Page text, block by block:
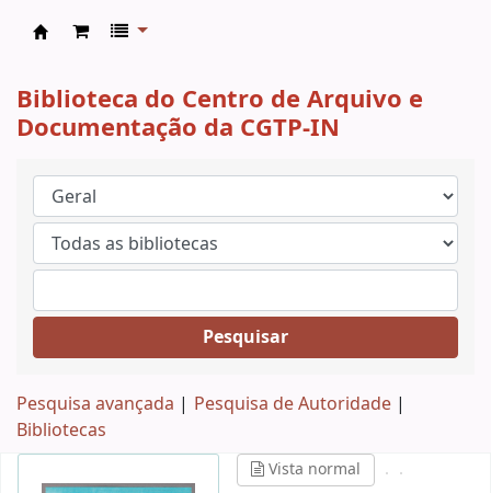
Biblioteca do Centro de Arquivo e
Documentação da CGTP-IN
Pesquisar
Pesquisa avançada
Pesquisa de Autoridade
Bibliotecas
Vista normal